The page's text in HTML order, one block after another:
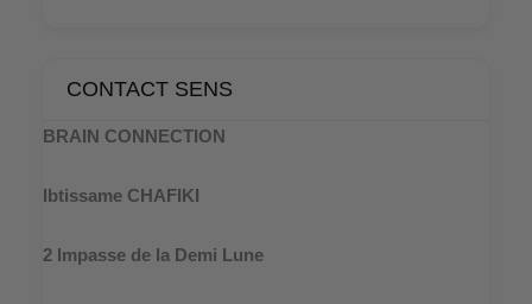
CONTACT SENS
BRAIN CONNECTION
Ibtissame CHAFIKI
2 Impasse de la Demi Lune